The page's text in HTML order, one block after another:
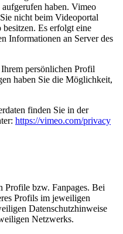
haben. Vimeo
nicht beim Videoportal
Es erfolgt eine
Informationen an Server des
persönlichen Profil
haben Sie die Möglichkeit,
finden Sie in der
https://vimeo.com/privacy
Profile bzw. Fanpages. Bei
Profils im jeweiligen
Datenschutzhinweise
Netzwerks.